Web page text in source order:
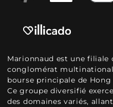
Marionnaud est une filiale
conglomérat
bourse principale de Hong
Ce groupe diversifié
des domaines variés,